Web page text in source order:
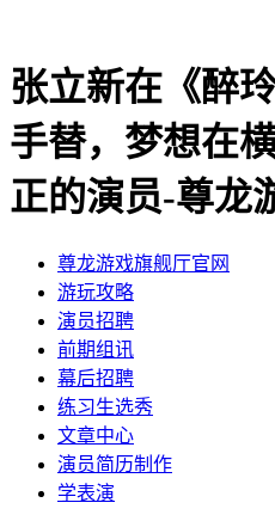
张立新在《醉
手替，梦想在
正的演员-尊龙
尊龙游戏旗舰厅官网
​游玩攻略
​演员招聘
​前期组讯
​幕后招聘
​练习生选秀
文章中心
演员简历制作
学表演